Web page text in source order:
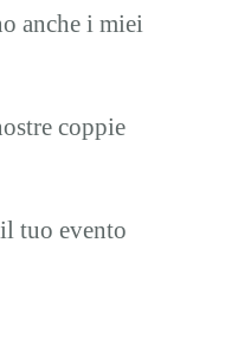
anche i miei
coppie
tuo evento